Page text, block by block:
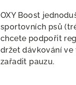
OXY Boost
sportovních psů
chcete podpořit
držet dávkování
zařadit pauzu.